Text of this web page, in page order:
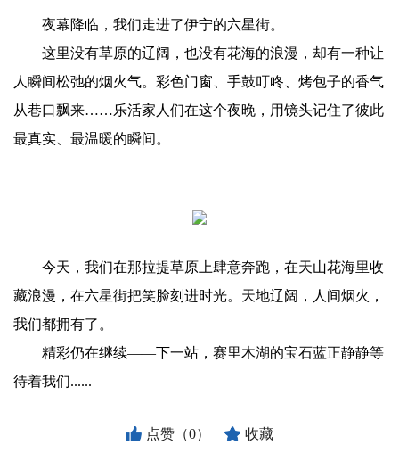
夜幕降临，我们走进了伊宁的六星街。
这里没有草原的辽阔，也没有花海的浪漫，却有一种让
人瞬间松弛的烟火气。彩色门窗、手鼓叮咚、烤包子的香气
从巷口飘来……乐活家人们在这个夜晚，用镜头记住了彼此
最真实、最温暖的瞬间。
今天，我们在那拉提草原上肆意奔跑，在天山花海里收
藏浪漫，在六星街把笑脸刻进时光。天地辽阔，人间烟火，
我们都拥有了。
精彩仍在继续——下一站，赛里木湖的宝石蓝正静静等
待着我们......
点赞（0） 收藏